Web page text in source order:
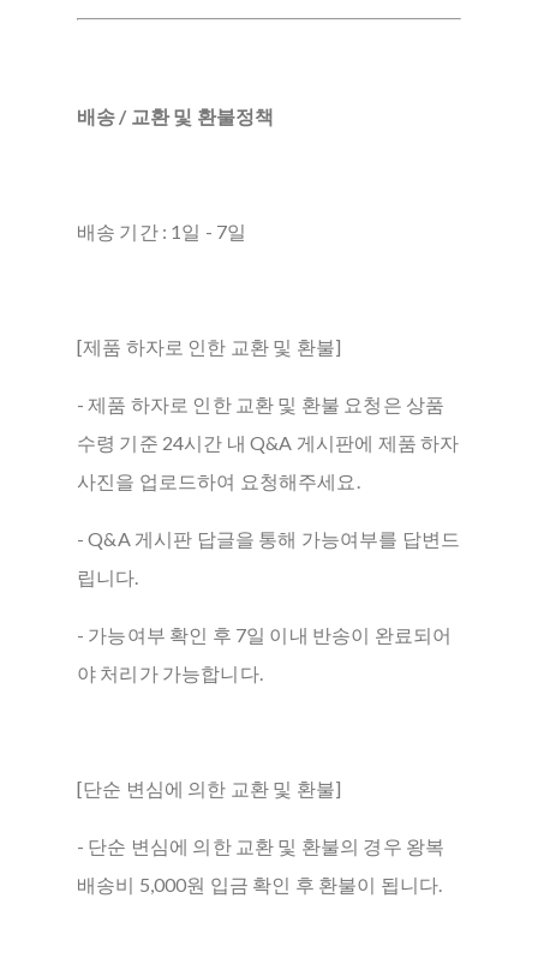
배송 / 교환 및 환불정책
배송 기간 : 1일 - 7일
[제품 하자로 인한 교환 및 환불]
- 제품 하자로 인한 교환 및 환불 요청은 상품
수령 기준 24시간 내 Q&A 게시판에 제품 하자
사진을 업로드하여 요청해주세요.
- Q&A 게시판 답글을 통해 가능여부를 답변드
립니다.
- 가능여부 확인 후 7일 이내 반송이 완료되어
야 처리가 가능합니다.
[단순 변심에 의한 교환 및 환불]
- 단순 변심에 의한 교환 및 환불의 경우 왕복
배송비 5,000원 입금 확인 후 환불이 됩니다.